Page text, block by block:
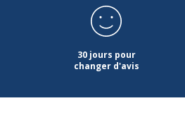
30 jours pour
changer d'avis